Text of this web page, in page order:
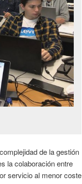
de la gestión
la colaboración entre
servicio al menor coste